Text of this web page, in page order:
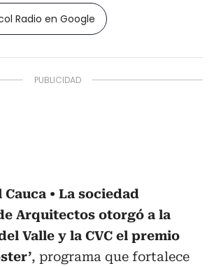
Radio en Google
Cauca
La sociedad
Arquitectos otorgó a la
Valle y la CVC el premio
, programa que fortalece